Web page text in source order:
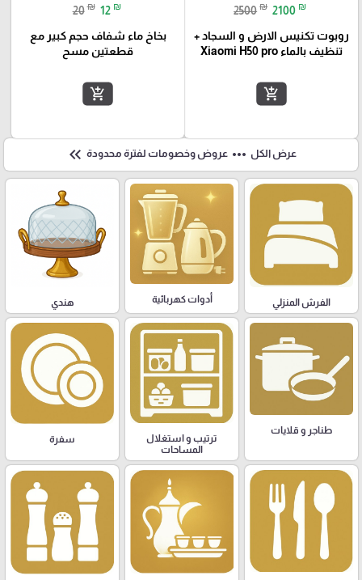
2500 ₪ 2100 ₪
روبوت تكنيس الارض و السجاد +
تنظيف بالماء Xiaomi H50 pro
add_shopping_cart
20 ₪ 12 ₪
بخاخ ماء شفاف حجم كبير مع
قطعتين مسح
add_shopping_cart
عرض الكل more_horiz عروض وخصومات لفترة محدودة keyboard_double_arrow_left
الفرش المنزلي أدوات كهربائية هندي
طناجر و قلايات
ترتيب و استغلال
المساحات
سفرة